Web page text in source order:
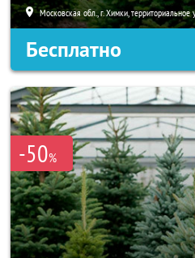
Московская обл., г. Химки, территориальное
Бесплатно
-50%